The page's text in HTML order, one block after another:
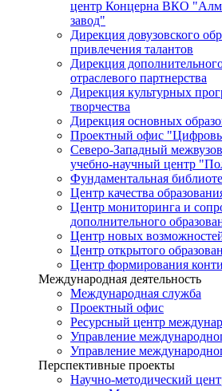
центр Концерна ВКО
завод"
Дирекция довузовского
привлечения талантов
Дирекция
отраслевого партнерства
Дирекция культурных
творчества
Дирекция основных
Проектный офис
Северо-Западный
учебно-научный центр
Фундаментальная
Центр качества
Центр мониторинга и
дополнительного
Центр новых
Центр открытого
Центр формирования
Международная деятельность
Международная служба
Проектный офис
Ресурсный центр
Управление
Управление
Перспективные проекты
Научно-методический